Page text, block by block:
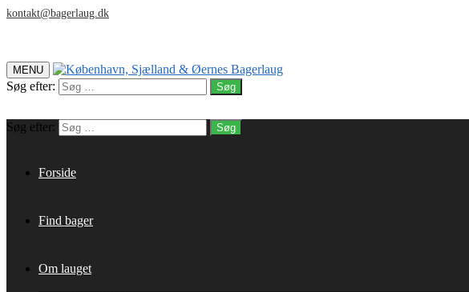
kontakt@bagerlaug.dk
MENU
Søg efter:
Søg efter:
Forside
Find bager
Om lauget